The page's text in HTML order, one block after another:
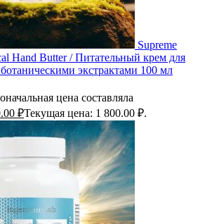
Supreme
Hand Butter / Питательный крем для
экстрактами 100 мл
цена составляла
₽Текущая цена: 1 800.00 ₽.